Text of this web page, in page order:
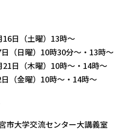
16日（土曜）13時～
（日曜）10時30分～・13時～
21日（木曜）10時～・14時～
（金曜）10時～・14時～
市大学交流センター大講義室